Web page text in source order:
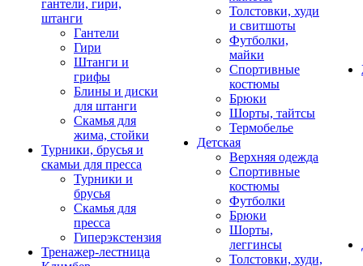
гантели, гири,
штанги
Гантели
Гири
Штанги и
грифы
Блины и диски
для штанги
Скамья для
жима, стойки
Турники, брусья и
скамьи для пресса
Турники и
брусья
Скамья для
пресса
Гиперэкстензия
Тренажер-лестница
Толстовки, худи
и свитшоты
Футболки,
майки
Спортивные
костюмы
Брюки
Шорты, тайтсы
Термобелье
Детская
Верхняя одежда
Спортивные
костюмы
Футболки
Брюки
Шорты,
леггинсы
Толстовки, худи,